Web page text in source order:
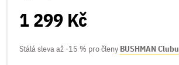
1 299 Kč
Stálá sleva až -15 % pro členy BUSHMAN Clubu